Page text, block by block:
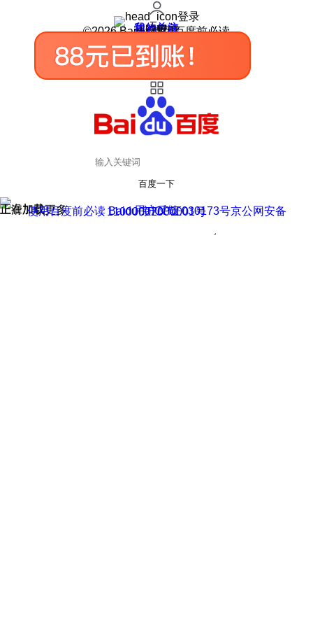
登录
我的关注
我的收藏
皮肤中心
用户反馈
设置
©2026 Baidu 使用百度前必读
百度一下
正在加载
上滑加载更多 用户反馈
使用百度前必读 Baidu 京ICP证030173号
京公网安备11000002000001号